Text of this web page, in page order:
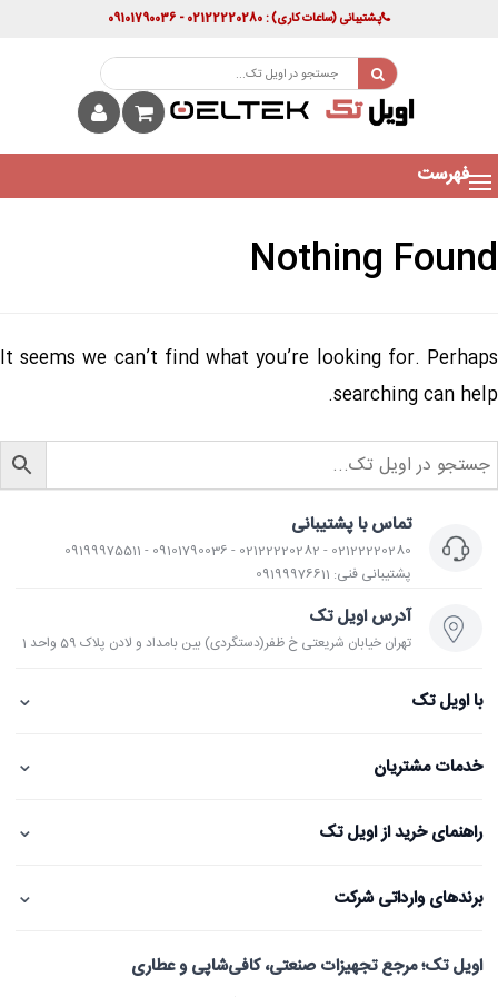
پشتیبانی(ساعات کاری): 02122220280 - 09101790036
فهرست
Nothing Found
It seems we can’t find what you’re looking for. Perhaps
searching can help.
تماس با پشتیبانی
02122220280 - 02122220282 - 09101790036 - 09199975511
پشتیبانی فنی: 09199976611
آدرس اویل تک
تهران خیابان شریعتی خ ظفر(دستگردی) بین بامداد و لادن پلاک 59 واحد 1
با اویل تک ⌄
خدمات مشتریان ⌄
راهنمای خرید از اویل تک ⌄
برندهای وارداتی شرکت ⌄
اویل تک؛ مرجع تجهیزات صنعتی، کافی‌شاپی و عطاری